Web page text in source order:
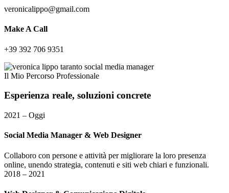
veronicalippo@gmail.com
Make A Call
+39 392 706 9351
Il Mio Percorso Professionale
Esperienza reale, soluzioni concrete
2021 – Oggi
Social Media Manager & Web Designer
Collaboro con persone e attività per migliorare la loro presenza
online, unendo strategia, contenuti e siti web chiari e funzionali.
2018 – 2021